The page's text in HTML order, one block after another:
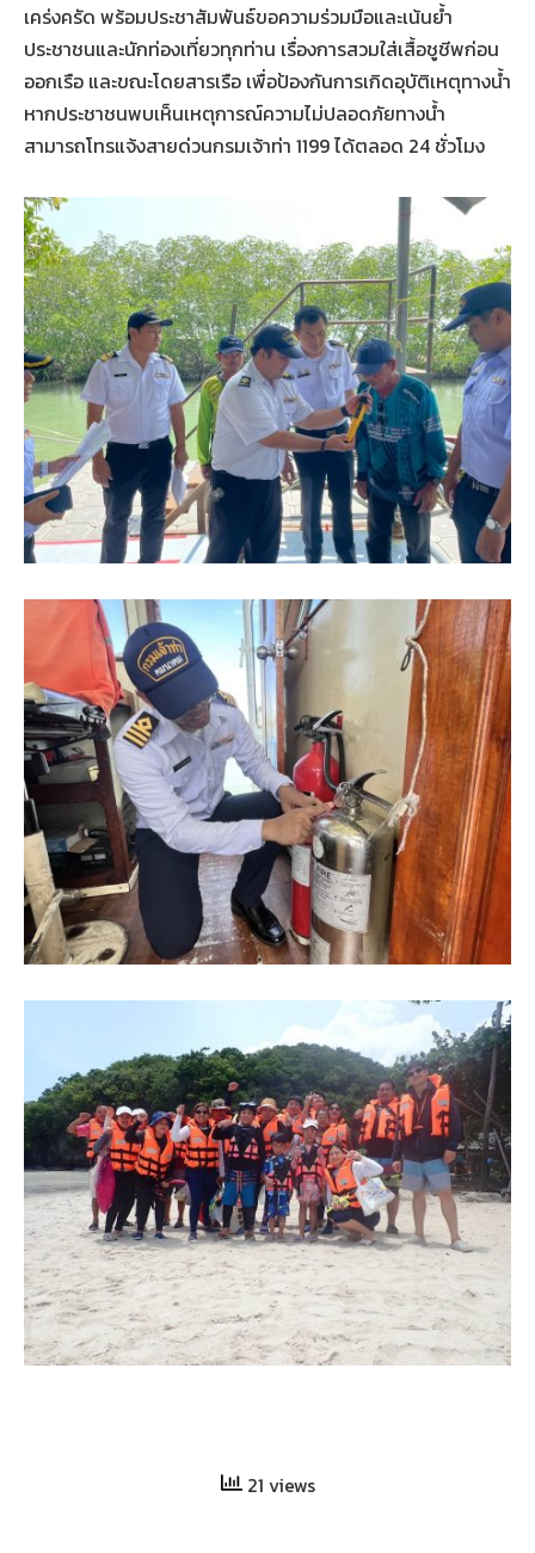
เคร่งครัด พร้อมประชาสัมพันธ์ขอความร่วมมือและเน้นย้ำ
ประชาชนและนักท่องเที่ยวทุกท่าน เรื่องการสวมใส่เสื้อชูชีพก่อน
ออกเรือ และขณะโดยสารเรือ เพื่อป้องกันการเกิดอุบัติเหตุทางน้ำ
หากประชาชนพบเห็นเหตุการณ์ความไม่ปลอดภัยทางน้ำ
สามารถโทรแจ้งสายด่วนกรมเจ้าท่า 1199 ได้ตลอด 24 ชั่วโมง
21 views